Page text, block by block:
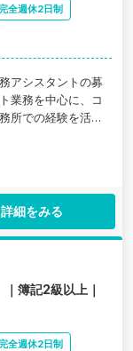
全週休2日制
アシスタントの募
業務を中心に、コ
所での経験を活か
詳細をみる
簿記2級以上｜
全週休2日制